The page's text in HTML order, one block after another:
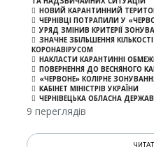
НОВИЙ КАРАНТИННИЙ
ЧЕРНІВЦІ ПОТРАПИЛИ У
УРЯД ЗМІНИВ КРИТЕРІЇ
ЗНАЧНЕ ЗБІЛЬШЕННЯ
КОРОНАВІРУСОМ
НАКЛАСТИ КАРАНТИННІ
ПОВЕРНЕННЯ ДО ВЕСНЯНОГО
«ЧЕРВОНЕ» КОЛІРНЕ
КАБІНЕТ МІНІСТРІВ УКРАЇНИ
ЧЕРНІВЕЦЬКА ОБЛАСНА
9 переглядів